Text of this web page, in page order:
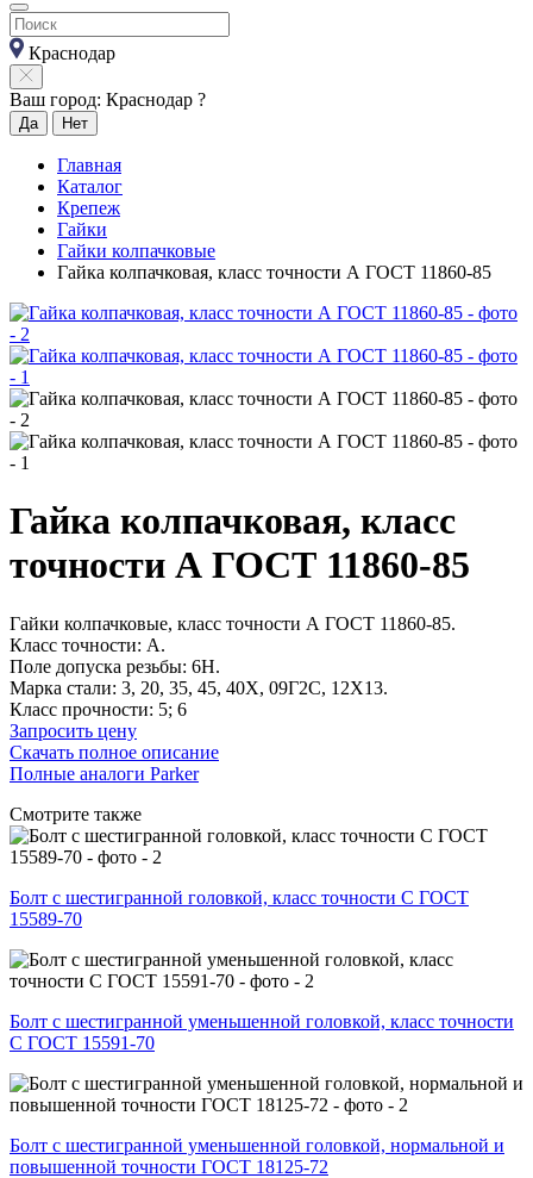
Краснодар
Ваш город: Краснодар ?
Да Нет
Главная
Каталог
Крепеж
Гайки
Гайки колпачковые
Гайка колпачковая, класс точности А ГОСТ 11860-85
Гайка колпачковая, класс
точности А ГОСТ 11860-85
Гайки колпачковые, класс точности А ГОСТ 11860-85.
Класс точности: А.
Поле допуска резьбы: 6H.
Марка стали: 3, 20, 35, 45, 40Х, 09Г2С, 12Х13.
Класс прочности: 5; 6
Запросить цену
Скачать полное описание
Полные аналоги Parker
Смотрите также
Болт с шестигранной головкой, класс точности С ГОСТ
15589-70
Болт с шестигранной уменьшенной головкой, класс точности
С ГОСТ 15591-70
Болт с шестигранной уменьшенной головкой, нормальной и
повышенной точности ГОСТ 18125-72